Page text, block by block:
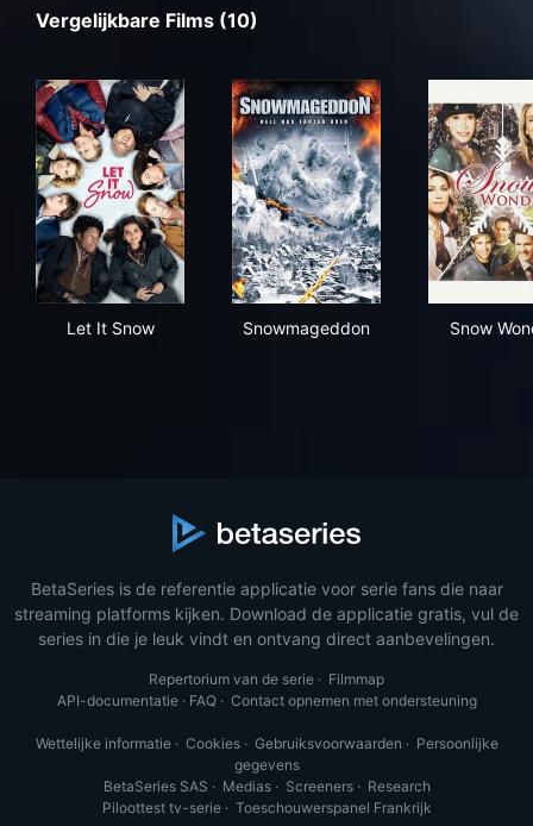
Vergelijkbare Films (10)
Let It Snow Snowmageddon Snow
BetaSeries is de referentie applicatie voor serie fans die naar
streaming platforms kijken. Download de applicatie gratis, vul de
series in die je leuk vindt en ontvang direct aanbevelingen.
Repertorium van de serie · Filmmap
API-documentatie· FAQ· Contact opnemen met ondersteuning
Wettelijke informatie· Cookies· Gebruiksvoorwaarden · Persoonlijke
gegevens
BetaSeries SAS · Medias· Screeners· Research
Piloottest tv-serie· Toeschouwerspanel Frankrijk